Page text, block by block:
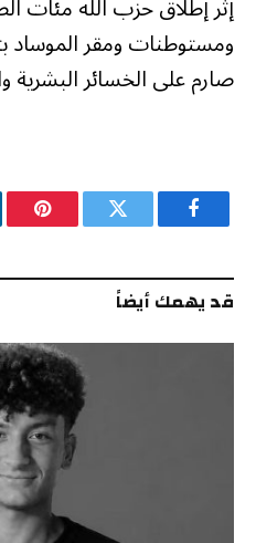
إثر إطلاق حزب الله مئات
ومستوطنات ومقر الموساد
صارم على الخسائر
فيسبوك تويتر
قد يهمك أيضاً